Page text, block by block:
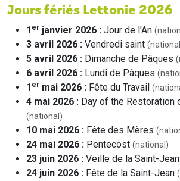
Jours fériés Lettonie 2026
1 er janvier 2026 : Jour de l'An
3 avril 2026 : Vendredi saint
5 avril 2026 : Dimanche de Pâques
6 avril 2026 : Lundi de Pâques
1 er mai 2026 : Fête du Travail
4 mai 2026 : Day of the Restoration
(national)
10 mai 2026 : Fête des Mères
24 mai 2026 : Pentecost (national)
23 juin 2026 : Veille de la Saint-Jean
24 juin 2026 : Fête de la Saint-Jean